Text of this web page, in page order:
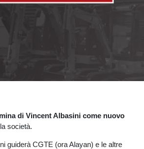
di Vincent Albasini come nuovo
società.
guiderà CGTE (ora Alayan) e le altre